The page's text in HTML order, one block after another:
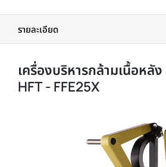
รายละเอียด
เครื่องบริหารกล้ามเนื้อหลั
HFT - FFE25X